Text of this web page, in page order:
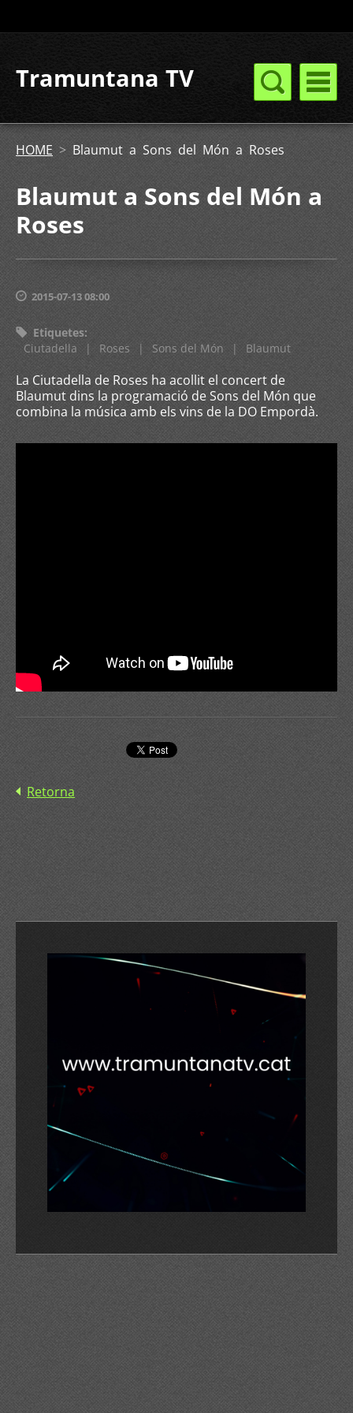
Tramuntana TV
HOME > Blaumut a Sons del Món a Roses
Blaumut a Sons del Món a
Roses
2015-07-13 08:00
Etiquetes:
Ciutadella
| Roses | Sons del Món | Blaumut
La Ciutadella de Roses ha acollit el concert de
Blaumut dins la programació de Sons del Món que
combina la música amb els vins de la DO Empordà.
Retorna